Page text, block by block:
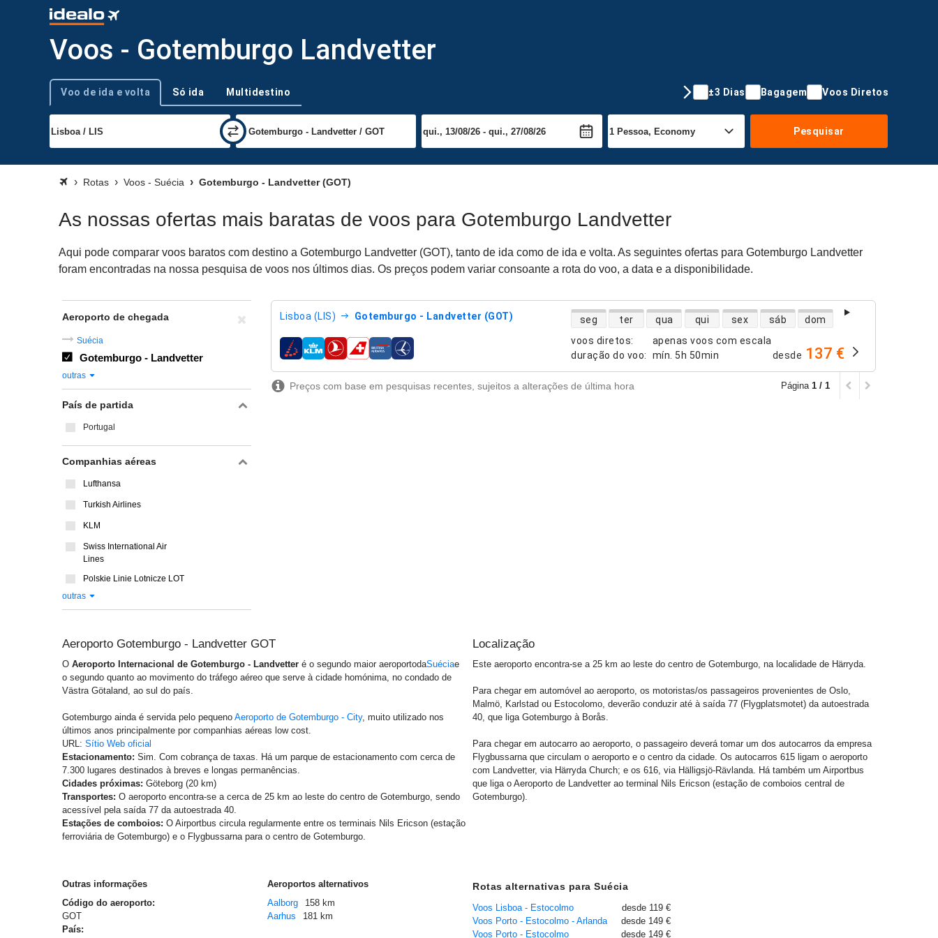
Voos - Gotemburgo Landvetter
Tipo de viagem
Voo de ida e volta Só ida Multidestino ±3 Dias Bagagem Voos Diretos
Pesquisar
Rotas Voos - Suécia Gotemburgo - Landvetter (GOT)
As nossas ofertas mais baratas de voos para Gotemburgo Landvetter
Aqui pode comparar voos baratos com destino a Gotemburgo Landvetter (GOT), tanto de ida como de ida e volta. As seguintes ofertas para Gotemburgo Landvetter
foram encontradas na nossa pesquisa de voos nos últimos dias. Os preços podem variar consoante a rota do voo, a data e a disponibilidade.
Lisboa (LIS) Gotemburgo - Landvetter (GOT)
voos diretos:
apenas voos com escala
duração do voo: mín. 5h 50min
disponibilidade de voos diretos
seg ter qua qui sex sáb dom
companhias aéreas desde 137 €
Preços com base em pesquisas recentes, sujeitos a alterações de última hora Página 1 / 1
Aeroporto de chegada
Suécia
Gotemburgo - Landvetter
outras
País de partida
Portugal
Companhias aéreas
Lufthansa
Turkish Airlines
KLM
Swiss International Air
Lines
Polskie Linie Lotnicze LOT
outras
Aeroporto Gotemburgo - Landvetter GOT
O Aeroporto Internacional de Gotemburgo - Landvetter é o segundo maior aeroportodaSuéciae
o segundo quanto ao movimento do tráfego aéreo que serve à cidade homónima, no condado de
Västra Götaland, ao sul do país.
Gotemburgo ainda é servida pelo pequeno Aeroporto de Gotemburgo - City, muito utilizado nos
últimos anos principalmente por companhias aéreas low cost.
URL: Sítio Web oficial
Estacionamento: Sim. Com cobrança de taxas. Há um parque de estacionamento com cerca de
7.300 lugares destinados à breves e longas permanências.
Cidades próximas: Göteborg (20 km)
Transportes: O aeroporto encontra-se a cerca de 25 km ao leste do centro de Gotemburgo, sendo
acessível pela saída 77 da autoestrada 40.
Estações de comboios: O Airportbus circula regularmente entre os terminais Nils Ericson (estação
ferroviária de Gotemburgo) e o Flygbussarna para o centro de Gotemburgo.
Localização
Este aeroporto encontra-se a 25 km ao leste do centro de Gotemburgo, na localidade de Härryda.
Para chegar em automóvel ao aeroporto, os motoristas/os passageiros provenientes de Oslo,
Malmö, Karlstad ou Estocolomo, deverão conduzir até à saída 77 (Flygplatsmotet) da autoestrada
40, que liga Gotemburgo à Borås.
Para chegar em autocarro ao aeroporto, o passageiro deverá tomar um dos autocarros da empresa
Flygbussarna que circulam o aeroporto e o centro da cidade. Os autocarros 615 ligam o aeroporto
com Landvetter, via Härryda Church; e os 616, via Hälligsjö-Rävlanda. Há também um Airportbus
que liga o Aeroporto de Landvetter ao terminal Nils Ericson (estação de comboios central de
Gotemburgo).
Outras informações
Código do aeroporto:
GOT
País:
Aeroportos alternativos
Aalborg
158 km
Aarhus
181 km
Rotas alternativas para Suécia
Voos Lisboa - Estocolmo
desde 119 €
Voos Porto - Estocolmo - Arlanda
desde 149 €
Voos Porto - Estocolmo
desde 149 €